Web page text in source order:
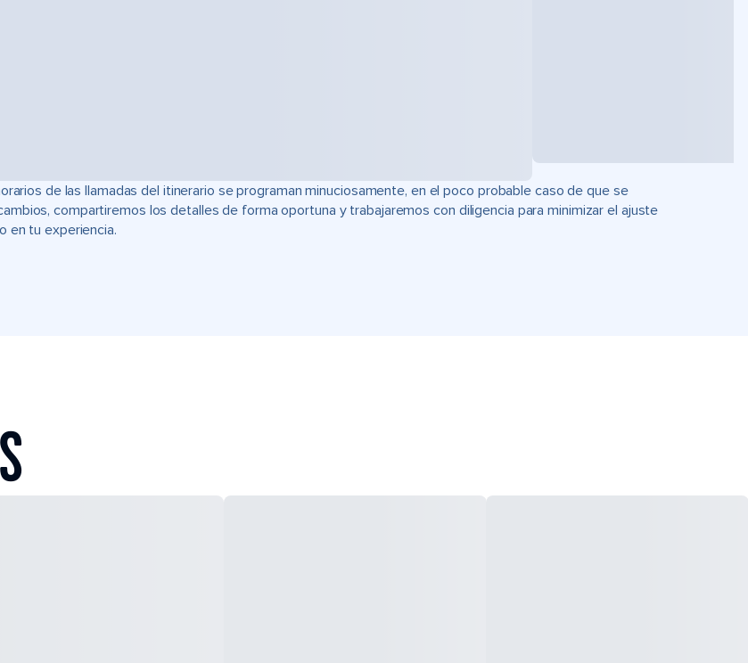
de las llamadas del itinerario se programan minuciosamente, en el poco probable caso de que se
compartiremos los detalles de forma oportuna y trabajaremos con diligencia para minimizar el ajuste
en tu experiencia.